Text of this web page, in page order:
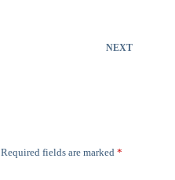
NEXT
Required fields are marked *